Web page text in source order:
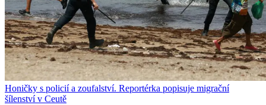
Honičky s policií a zoufalství. Reportérka popisuje migrační
šílenství v Ceutě